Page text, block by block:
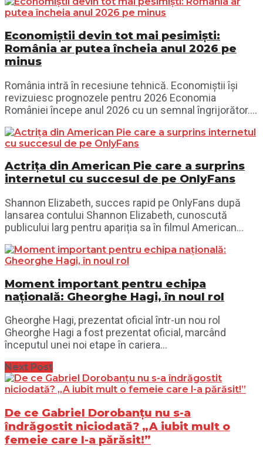
Economiștii devin tot mai pesimiști:
România ar putea încheia anul 2026 pe
minus
România intră în recesiune tehnică. Economiștii își
revizuiesc prognozele pentru 2026 Economia
României începe anul 2026 cu un semnal îngrijorător....
Actrița din American Pie care a surprins
internetul cu succesul de pe OnlyFans
Shannon Elizabeth, succes rapid pe OnlyFans după
lansarea contului Shannon Elizabeth, cunoscută
publicului larg pentru apariția sa în filmul American...
Moment important pentru echipa
națională: Gheorghe Hagi, în noul rol
Gheorghe Hagi, prezentat oficial într-un nou rol
Gheorghe Hagi a fost prezentat oficial, marcând
începutul unei noi etape în cariera...
Next Post
De ce Gabriel Dorobanțu nu s-a
îndrăgostit niciodată? „A iubit mult o
femeie care l-a părăsit!”